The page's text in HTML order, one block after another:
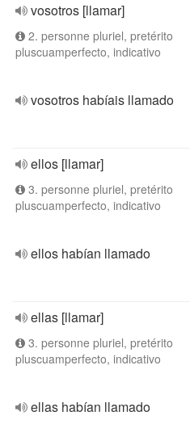
vosotros [llamar]
2. personne pluriel, pretérito
pluscuamperfecto, indicativo
vosotros habíais llamado
ellos [llamar]
3. personne pluriel, pretérito
pluscuamperfecto, indicativo
ellos habían llamado
ellas [llamar]
3. personne pluriel, pretérito
pluscuamperfecto, indicativo
ellas habían llamado